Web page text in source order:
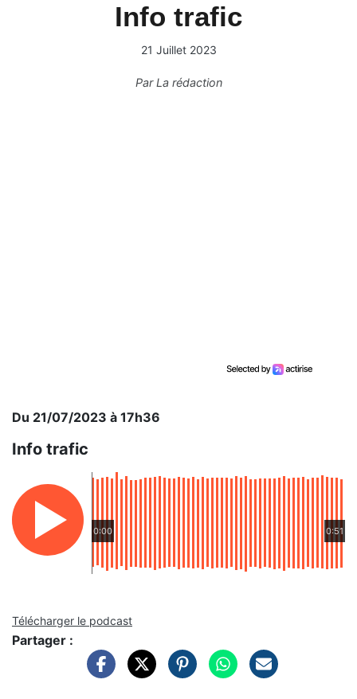
Info trafic
21 Juillet 2023
ParLa rédaction
Du 21/07/2023 à 17h36
Info trafic
0:00 0:51
Télécharger le podcast
Partager :